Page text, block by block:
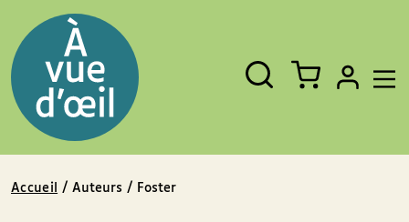
Fermer
Rechercher
un
livre,
un
auteur,
un
EAN
Accueil / Auteurs / Foster